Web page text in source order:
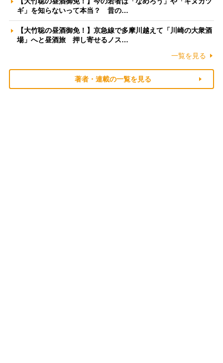
ギ」を知らないって本当？ 昔の…
【大竹聡の昼酒御免！】京急線で多摩川越えて「川崎の大衆酒
場」へと昼酒旅 押し寄せるノス…
一覧を見る
著者・連載の一覧を見る